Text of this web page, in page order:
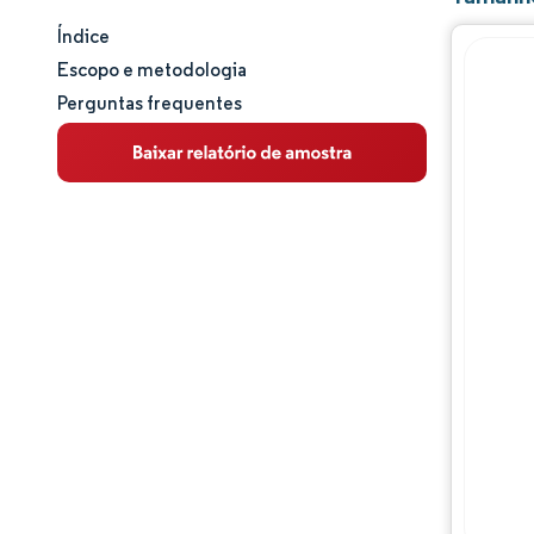
Tamanho e participação de mercado
Análise de mercado
Tendências e insights
Índice
Escopo e metodologia
Perguntas frequentes